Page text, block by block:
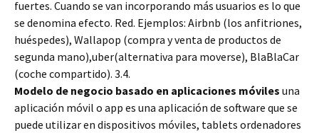
fuertes. Cuando se van incorporando más usuarios es lo que
se denomina efecto. Red. Ejemplos: Airbnb (los anfitriones,
huéspedes), Wallapop (compra y venta de productos de
segunda mano),uber(alternativa para moverse), BlaBlaCar
(coche compartido). 3.4.
Modelo de negocio basado en aplicaciones móviles una
aplicación móvil o app es una aplicación de software que se
puede utilizar en dispositivos móviles, tablets ordenadores